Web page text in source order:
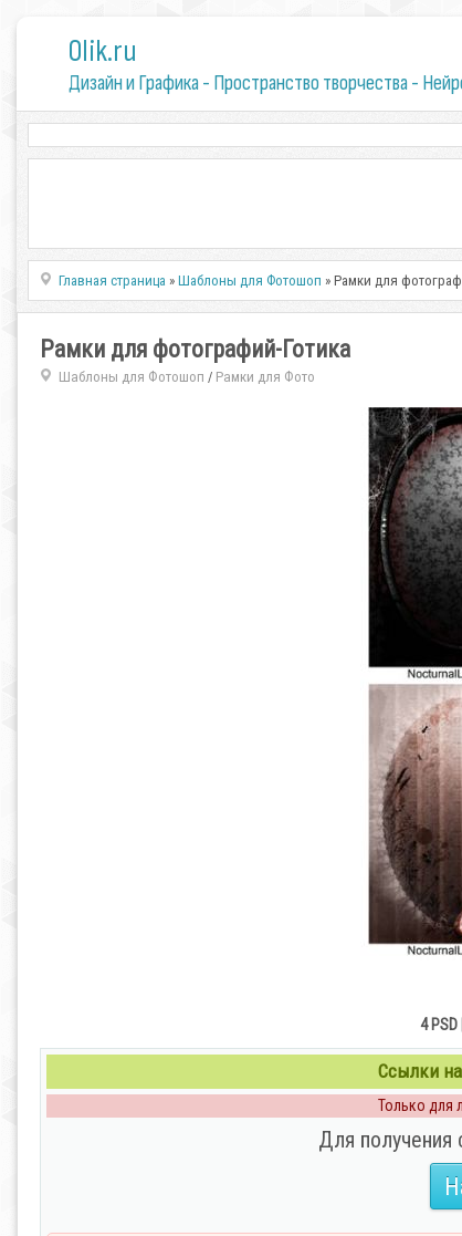
0lik.ru
Дизайн и Графика - Пространство творчества -
Главная страница »Шаблоны для Фотошоп » Рамки для
Рамки для фотографий-Готика
Шаблоны для Фотошоп / Рамки для Фото
4
Ссылки
Только для
Для получения